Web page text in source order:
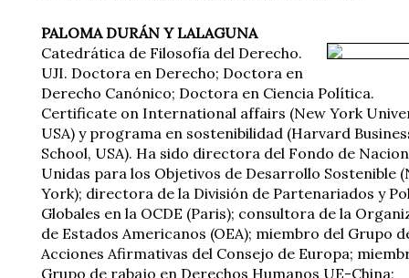
PALOMA DURÁN Y LALAGUNA
Catedrática de Filosofía del Derecho.
UJI. Doctora en Derecho; Doctora en
Derecho Canónico; Doctora en Ciencia Política.
Certificate on International affairs (New York
USA) y programa en sostenibilidad (Harvard
School, USA). Ha sido directora del Fondo de
Unidas para los Objetivos de Desarrollo Sostenible
York); directora de la División de Partenariados y
Globales en la OCDE (Paris); consultora de la
de Estados Americanos (OEA); miembro del Grupo
Acciones Afirmativas del Consejo de Europa;
Grupo de rabajo en Derechos Humanos UE-China;